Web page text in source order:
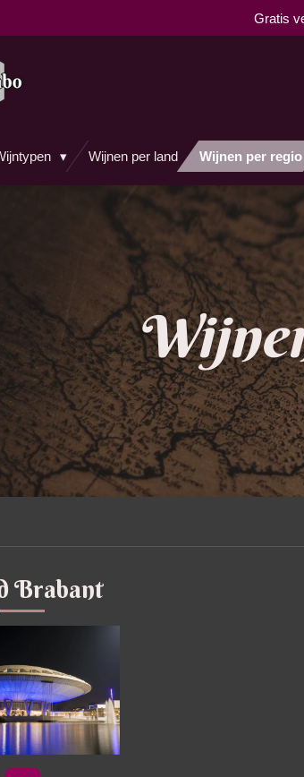
Gratis
Wijnen per land Wijnen per regio
Brabant